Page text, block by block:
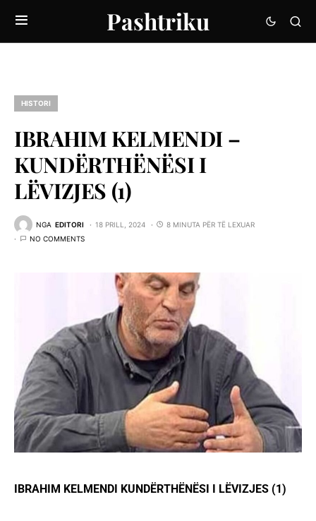
Pashtriku
HISTORI
IBRAHIM KELMENDI –
KUNDËRTHËNËSI I
LËVIZJES (1)
NGA EDITORI 18 PRILL, 2024
8 MINUTA PËR TË LEXUAR
NO COMMENTS
IBRAHIM KELMENDI KUNDËRTHËNËSI I LËVIZJES (1)